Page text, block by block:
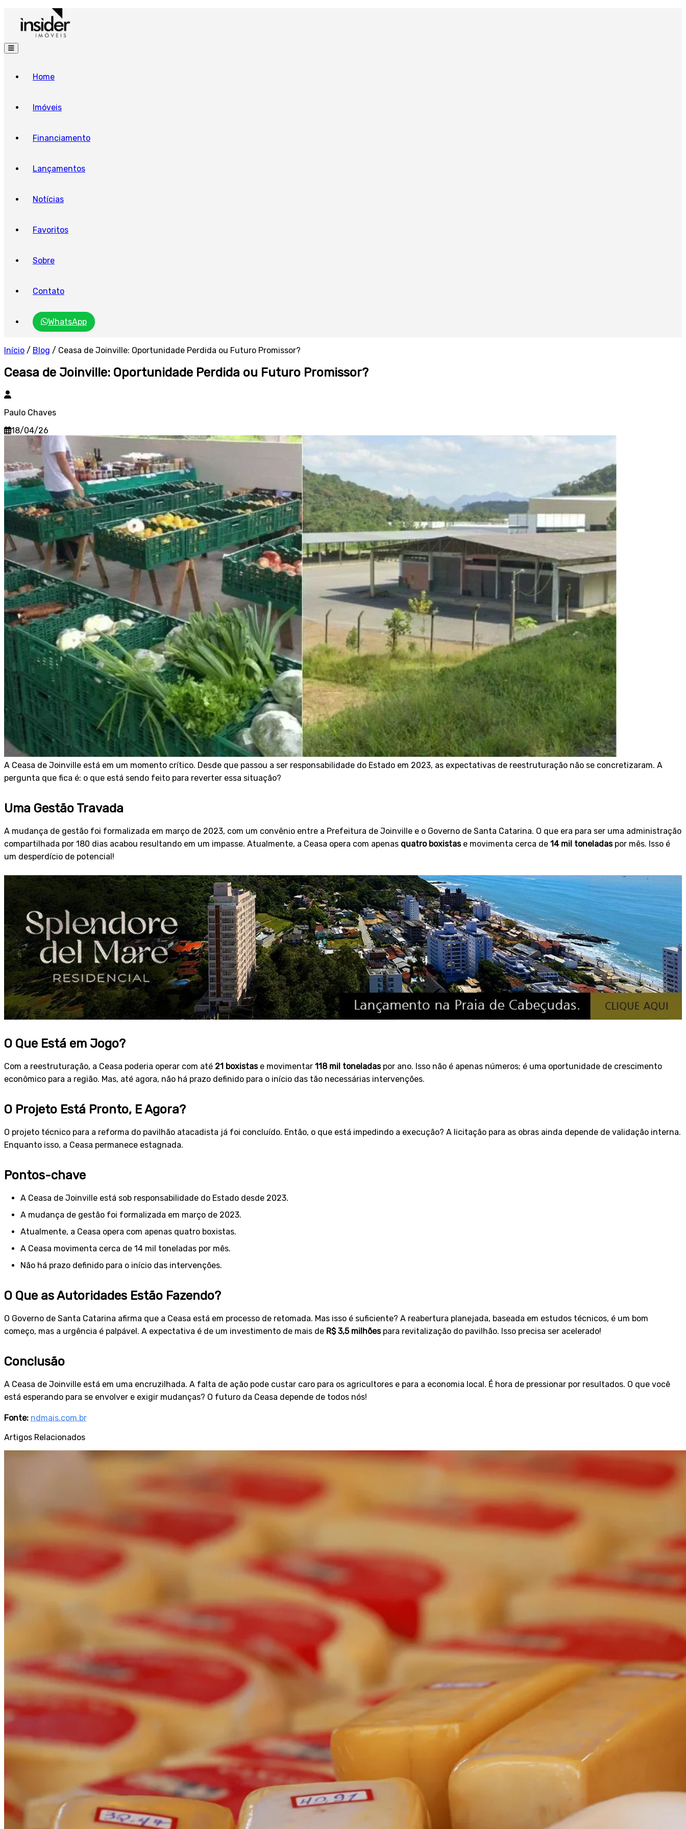
Home
Imóveis
Financiamento
Lançamentos
Notícias
Favoritos
Sobre
Contato
WhatsApp
Início / Blog / Ceasa de Joinville: Oportunidade Perdida ou Futuro Promissor?
Ceasa de Joinville: Oportunidade Perdida ou Futuro Promissor?
Paulo Chaves
18/04/26
A Ceasa de Joinville está em um momento crítico. Desde que passou a ser responsabilidade do Estado em 2023, as expectativas de reestruturação não se concretizaram. A
pergunta que fica é: o que está sendo feito para reverter essa situação?
Uma Gestão Travada
A mudança de gestão foi formalizada em março de 2023, com um convênio entre a Prefeitura de Joinville e o Governo de Santa Catarina. O que era para ser uma administração
compartilhada por 180 dias acabou resultando em um impasse. Atualmente, a Ceasa opera com apenas quatro boxistase movimenta cerca de 14 mil toneladaspor mês. Isso é
um desperdício de potencial!
O Que Está em Jogo?
Com a reestruturação, a Ceasa poderia operar com até 21 boxistase movimentar 118 mil toneladaspor ano. Isso não é apenas números; é uma oportunidade de crescimento
econômico para a região. Mas, até agora, não há prazo definido para o início das tão necessárias intervenções.
O Projeto Está Pronto, E Agora?
O projeto técnico para a reforma do pavilhão atacadista já foi concluído. Então, o que está impedindo a execução? A licitação para as obras ainda depende de validação interna.
Enquanto isso, a Ceasa permanece estagnada.
Pontos-chave
A Ceasa de Joinville está sob responsabilidade do Estado desde 2023.
A mudança de gestão foi formalizada em março de 2023.
Atualmente, a Ceasa opera com apenas quatro boxistas.
A Ceasa movimenta cerca de 14 mil toneladas por mês.
Não há prazo definido para o início das intervenções.
O Que as Autoridades Estão Fazendo?
O Governo de Santa Catarina afirma que a Ceasa está em processo de retomada. Mas isso é suficiente? A reabertura planejada, baseada em estudos técnicos, é um bom
começo, mas a urgência é palpável. A expectativa é de um investimento de mais de R$ 3,5 milhõespara revitalização do pavilhão. Isso precisa ser acelerado!
Conclusão
A Ceasa de Joinville está em uma encruzilhada. A falta de ação pode custar caro para os agricultores e para a economia local. É hora de pressionar por resultados. O que você
está esperando para se envolver e exigir mudanças? O futuro da Ceasa depende de todos nós!
Fonte: ndmais.com.br
Artigos Relacionados